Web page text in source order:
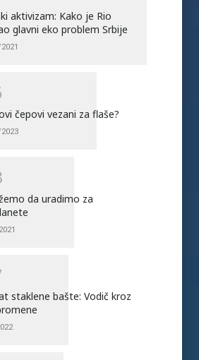
aktivizam: Kako je Rio
glavni eko problem Srbije
čepovi vezani za flaše?
da uradimo za
staklene bašte: Vodič kroz